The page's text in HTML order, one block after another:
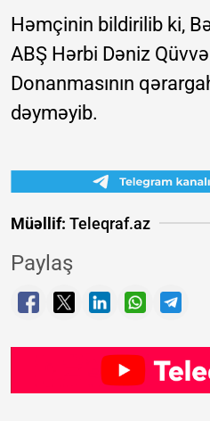
Həmçinin bildirilib ki,
ABŞ Hərbi Dəniz
Donanmasının
dəyməyib.
Müəllif: Teleqraf.az
Paylaş